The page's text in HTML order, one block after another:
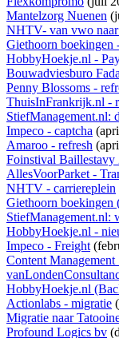
Mantelzorg Nuenen
NHTV- van vwo
Giethoorn boekingen
HobbyHoekje.nl -
Bouwadviesburo
Penny Blossoms -
ThuisInFrankrijk.nl -
StiefManagement.nl:
Impeco - captcha
Amaroo - refresh
Foinstival Baillestavy
AllesVoorParket -
NHTV - carriereplein
Giethoorn boekingen
StiefManagement.nl:
HobbyHoekje.nl -
Impeco - Freight
Content Management
HobbyHoekje.nl
Actionlabs - migratie
Migratie naar
Profound Logics bv